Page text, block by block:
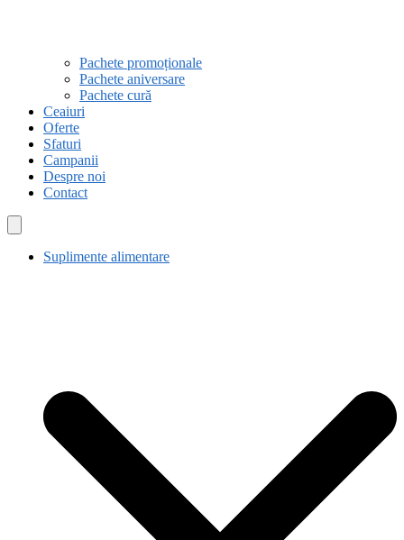
Pachete promoționale
Pachete aniversare
Pachete cură
Ceaiuri
Oferte
Sfaturi
Campanii
Despre noi
Contact
Suplimente alimentare